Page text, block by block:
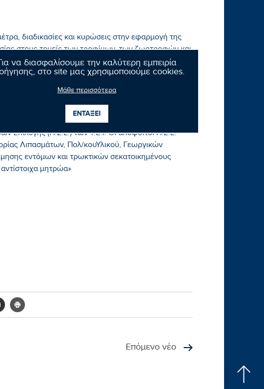
να διασφαλίσουμε την καλύτερη εμπειρία
στο site μας χρησιμοποιούμε cookies.
Μάθε περισσότερα
ΕΝΤΑΞΕΙ
διαδικασίες και κυρώσεις στην εφαρμογή της
στους τομείς των τροφίμων, των ζωοτροφών και
και άλλες διατάξεις αρμοδιότητας του ΥΠΑΑΤ"
(Γεωπόνοι Τ.Ε.) που έχουν αποφοιτήσει από
Επιλογής (Π.Σ.Ε.) των Τ.Ε.Ι. Οι απόφοιτοι Π.Σ.Ε.
Λιπασμάτων, Πολ/κουΥλικού, Γεωργικών
εντόμων και τρωκτικών σεκατοικημένους
μητρώα»
Επόμενο νέο